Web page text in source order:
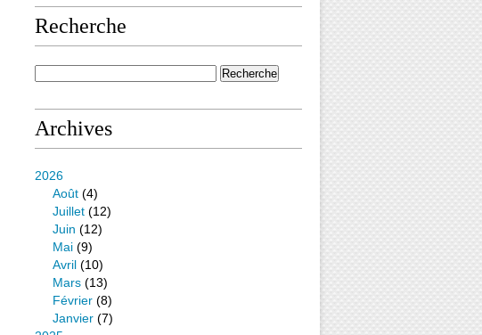
Recherche
Archives
2026
Août (4)
Juillet (12)
Juin (12)
Mai (9)
Avril (10)
Mars (13)
Février (8)
Janvier (7)